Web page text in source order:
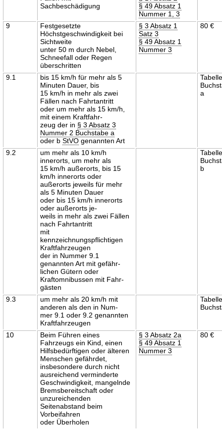
Sachbeschädigung
§ 49 Absatz 1
Nummer 1, 3
9
Festgesetzte
Höchstgeschwindigkeit bei
Sichtweite
unter 50 m durch Nebel,
Schneefall oder Regen
überschritten
§ 3 Absatz 1
Satz 3
§ 49 Absatz 1
Nummer 3
80 €
9.1
bis 15 km/h für mehr als 5
Minuten Dauer, bis
15 km/h in mehr als zwei
Fällen nach Fahrtantritt
oder um mehr als 15 km/h,
mit einem Kraftfahr-
zeug der in § 3 Absatz 3
Nummer 2 Buchstabe a
oder bStVO genannten Art
a
9.2
um mehr als 10 km/h
innerorts, um mehr als
15 km/h außerorts, bis 15
km/h innerorts oder
außerorts jeweils für mehr
als 5 Minuten Dauer
oder bis 15 km/h innerorts
oder außerorts je-
weils in mehr als zwei Fällen
nach Fahrtantritt
mit
kennzeichnungspflichtigen
Kraftfahrzeugen
der in Nummer 9.1
genannten Art mit gefähr-
lichen Gütern oder
Kraftomnibussen mit Fahr-
gästen
b
9.3
um mehr als 20 km/h mit
anderen als den in Num-
mer 9.1 oder 9.2 genannten
Kraftfahrzeugen
10
Beim Führen eines
Fahrzeugs ein Kind, einen
Hilfsbedürftigen oder älteren
Menschen gefährdet,
insbesondere durch nicht
ausreichend verminderte
Geschwindigkeit, mangelnde
Bremsbereitschaft oder
unzureichenden
Seitenabstand beim
Vorbeifahren
oder Überholen
§ 3 Absatz 2a
§ 49 Absatz 1
Nummer 3
80 €